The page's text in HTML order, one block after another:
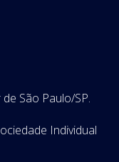
São Paulo/SP.
Individual